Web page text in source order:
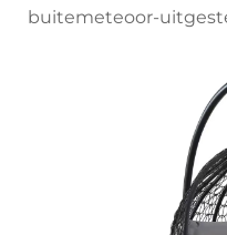
buitemeteoor-